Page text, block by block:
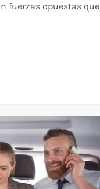
fuerzas opuestas que